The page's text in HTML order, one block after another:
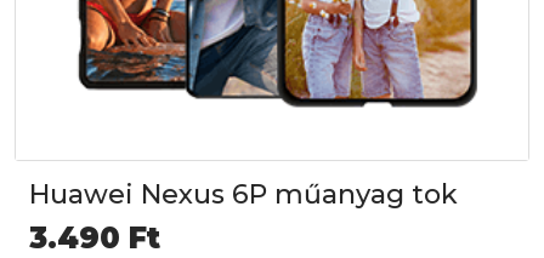
Huawei Nexus 6P műanyag tok
3.490 Ft